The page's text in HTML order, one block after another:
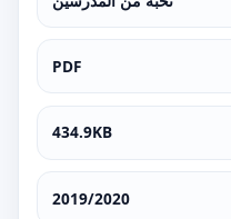
PDF
434.9KB
2019/2020